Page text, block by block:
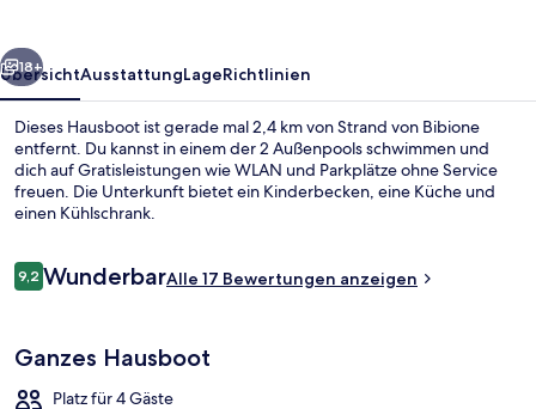
Weiter
18+
ÜbersichtAusstattungLageRichtlinien
Dieses Hausboot ist gerade mal 2,4 km von Strand von Bibione
entfernt. Du kannst in einem der 2 Außenpools schwimmen und
dich auf Gratisleistungen wie WLAN und Parkplätze ohne Service
freuen. Die Unterkunft bietet ein Kinderbecken, eine Küche und
einen Kühlschrank.
Bewertungen
9,29,2 von 10.
WunderbarAlle 17 Bewertungen anzeigen
Ganzes Hausboot
Platz für 4 Gäste